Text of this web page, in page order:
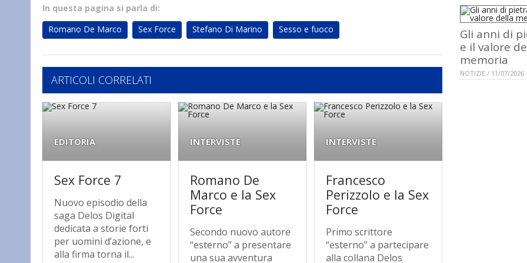
In questa pagina si parla di:
Romano De Marco
Sex Force Stefano Di Marino Sesso e fuoco
ARTICOLI CORRELATI
EDITORIA
Sex Force 7
Nuovo episodio della
saga Delos Digital
dedicata a storie forti
per uomini d’azione, e
alla firma torna il...
INTERVISTE
Romano De
Marco e la Sex
Force
Secondo nuovo autore
“esterno” a presentare
una sua avventura
INTERVISTE
Francesco
Perizzolo e la Sex
Force
Primo scrittore
“esterno” a partecipare
alla collana Delos
Gli anni di
e il valore
memoria
NOTIZIE / 11/07/2026